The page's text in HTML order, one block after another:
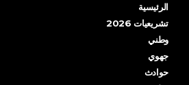
الرئيسية
تشريعيات 2026
وطني
جهوي
حوادث